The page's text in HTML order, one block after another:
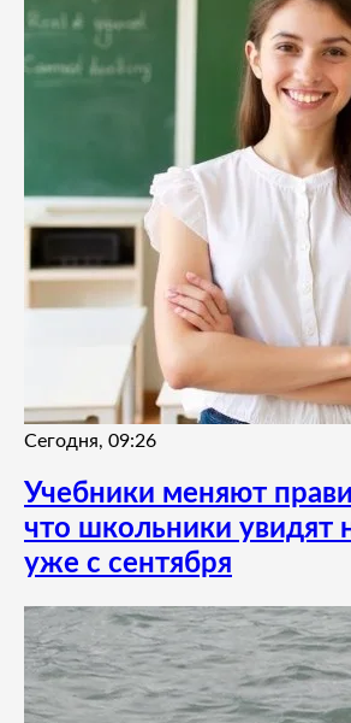
Сегодня, 09:26
Учебники меняют
что школьники увидят
уже с сентября